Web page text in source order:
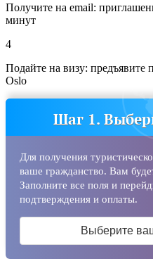
Получите на email:
минут
4
Подайте на визу: предъявите
Oslo
Шаг 1.
Для получения
ваше гражданство. Вам
Заполните все поля и
подтверждения и оплаты.
Выберите